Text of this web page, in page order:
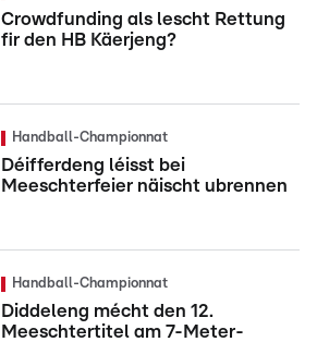
Crowdfunding als lescht Rettung
fir den HB Käerjeng?
Handball-Championnat
Déifferdeng léisst bei
Meeschterfeier näischt ubrennen
Handball-Championnat
Diddeleng mécht den 12.
Meeschtertitel am 7-Meter-